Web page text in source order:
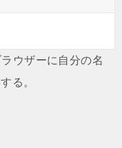
ウザーに自分の名
る。